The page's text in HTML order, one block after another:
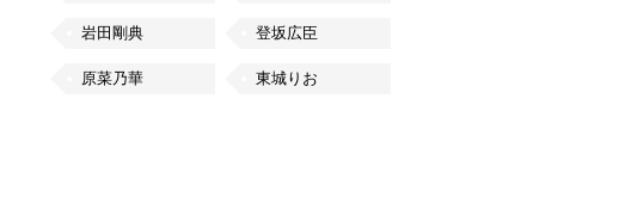
岩田剛典 登坂広臣
原菜乃華 東城りお